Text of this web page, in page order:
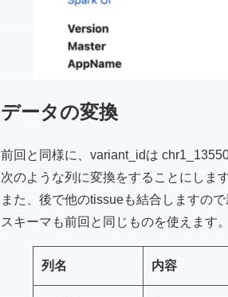
データの変換
前回と同様に、variant_idは
次のような列に変換をすることにします
また、後で他のtissueも結合しますの
スキーマも前回と同じものを使えます。
列名 内容